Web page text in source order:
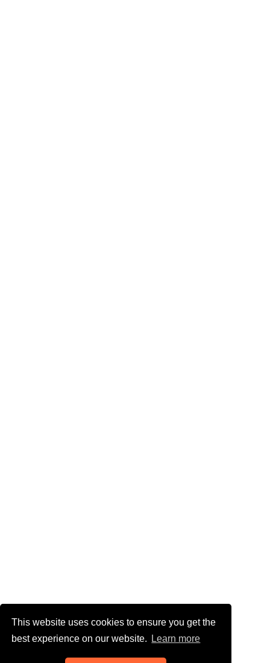
This website uses cookies to ensure you get the
best experience on our website.
Learn more